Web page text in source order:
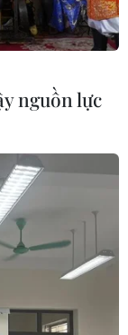
nguồn lực